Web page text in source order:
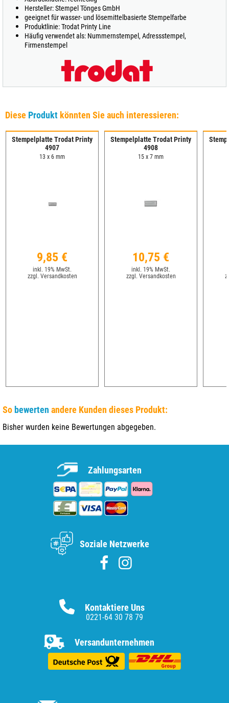
Hersteller: Stempel Tönges GmbH
geeignet für wasser- und lösemittelbasierte Stempelfarbe
Produktlinie: Trodat Printy Line
Häufig verwendet als: Nummernstempel, Adressstempel,
Firmenstempel
Diese Produkt könnten Sie auch interessieren:
Stempelplatte Trodat Printy
4907
13 x 6 mm
9,85 €
inkl. 19% MwSt.
zzgl. Versandkosten
Stempelplatte Trodat Printy
4908
15 x 7 mm
10,75 €
inkl. 19% MwSt.
zzgl. Versandkosten
So bewerten andere Kunden dieses Produkt:
Bisher wurden keine Bewertungen abgegeben.
Kontaktiere Uns
0221-64 30 78 79
Versandunternehmen
Zahlungsarten
Soziale Netzwerke